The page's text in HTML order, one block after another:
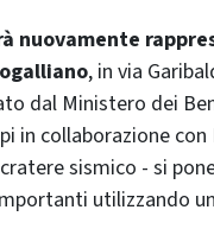
nuovamente
, in via
dal Ministero dei
in collaborazione
sismico - si
utilizzando